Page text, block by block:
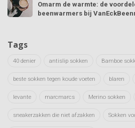
Omarm de warmte: de
beenwarmers bij
Tags
40 denier antislip sokken Bamboe
beste sokken tegen koude voeten blaren
levante marcmarcs Merino sokken
sneakerzakken die niet afzakken Sokken